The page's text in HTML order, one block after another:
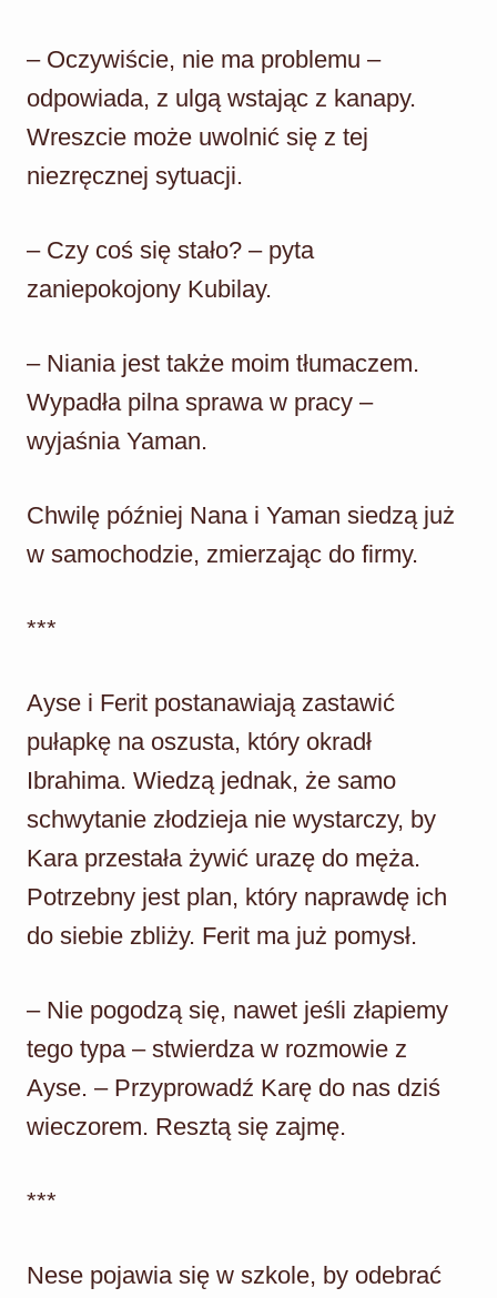
– Oczywiście, nie ma problemu –
odpowiada, z ulgą wstając z kanapy.
Wreszcie może uwolnić się z tej
niezręcznej sytuacji.
– Czy coś się stało? – pyta
zaniepokojony Kubilay.
– Niania jest także moim tłumaczem.
Wypadła pilna sprawa w pracy –
wyjaśnia Yaman.
Chwilę później Nana i Yaman siedzą już
w samochodzie, zmierzając do firmy.
***
Ayse i Ferit postanawiają zastawić
pułapkę na oszusta, który okradł
Ibrahima. Wiedzą jednak, że samo
schwytanie złodzieja nie wystarczy, by
Kara przestała żywić urazę do męża.
Potrzebny jest plan, który naprawdę ich
do siebie zbliży. Ferit ma już pomysł.
– Nie pogodzą się, nawet jeśli złapiemy
tego typa – stwierdza w rozmowie z
Ayse. – Przyprowadź Karę do nas dziś
wieczorem. Resztą się zajmę.
***
Nese pojawia się w szkole, by odebrać